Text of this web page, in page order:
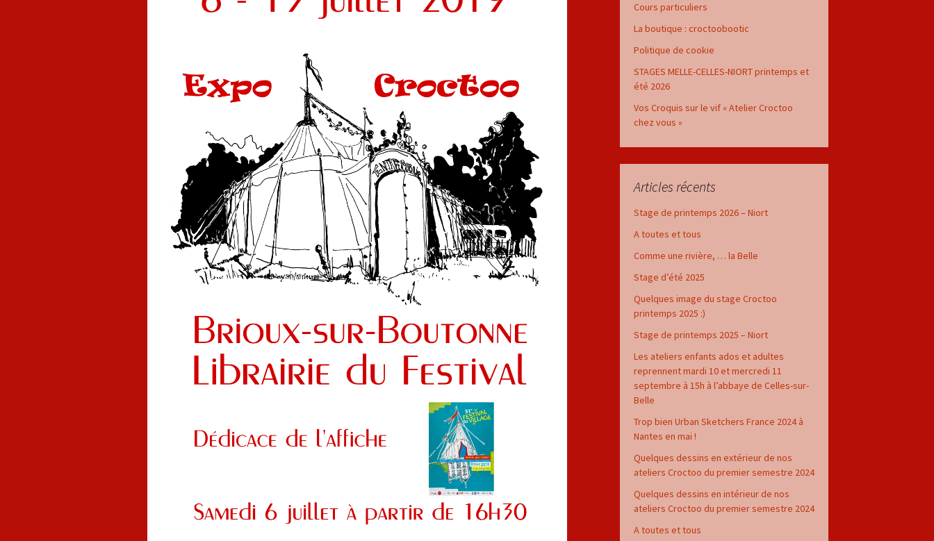
Cours particuliers
La boutique : croctoobootic
Politique de cookie
STAGES MELLE-CELLES-NIORT printemps et
été 2026
Vos Croquis sur le vif « Atelier Croctoo
chez vous »
Articles récents
Stage de printemps 2026 – Niort
A toutes et tous
Comme une rivière, … la Belle
Stage d’été 2025
Quelques image du stage Croctoo
printemps 2025 :)
Stage de printemps 2025 – Niort
Les ateliers enfants ados et adultes
reprennent mardi 10 et mercredi 11
septembre à 15h à l’abbaye de Celles-sur-
Belle
Trop bien Urban Sketchers France 2024 à
Nantes en mai !
Quelques dessins en extérieur de nos
ateliers Croctoo du premier semestre 2024
Quelques dessins en intérieur de nos
ateliers Croctoo du premier semestre 2024
A toutes et tous